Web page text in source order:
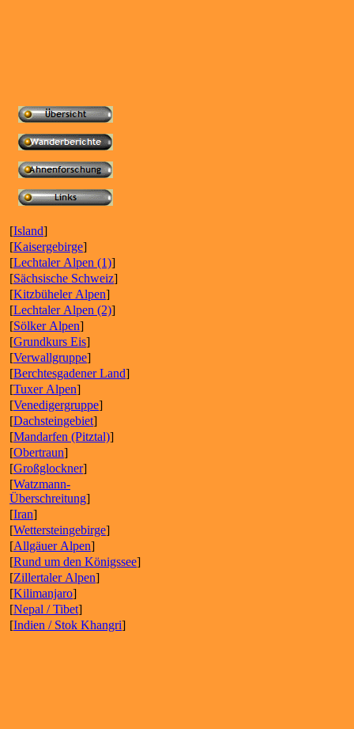
[Island]
[Kaisergebirge]
[Lechtaler Alpen (1)]
[Sächsische Schweiz]
[Kitzbüheler Alpen]
[Lechtaler Alpen (2)]
[Sölker Alpen]
[Grundkurs Eis]
[Verwallgruppe]
[Berchtesgadener Land]
[Tuxer Alpen]
[Venedigergruppe]
[Dachsteingebiet]
[Mandarfen (Pitztal)]
[Obertraun]
[Großglockner]
[Watzmann-
Überschreitung]
[Iran]
[Wettersteingebirge]
[Allgäuer Alpen]
[Rund um den Königssee]
[Zillertaler Alpen]
[Kilimanjaro]
[Nepal / Tibet]
[Indien / Stok Khangri]